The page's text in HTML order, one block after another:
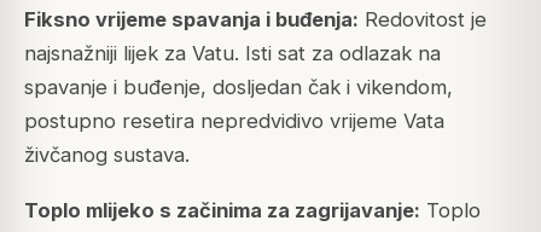
Fiksno vrijeme spavanja i buđenja: Redovitost je
najsnažniji lijek za Vatu. Isti sat za odlazak na
spavanje i buđenje, dosljedan čak i vikendom,
postupno resetira nepredvidivo vrijeme Vata
živčanog sustava.
Toplo mlijeko s začinima za zagrijavanje: Toplo